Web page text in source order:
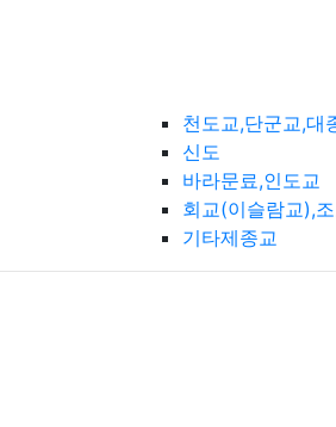
천도교,단군교,대
신도
바라문료,인도교
회교(이슬람교),
기타제종교